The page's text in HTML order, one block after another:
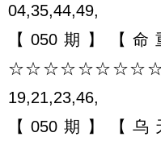
04,35,44,49,
【050期】【
19,21,23,46,
【050期】【